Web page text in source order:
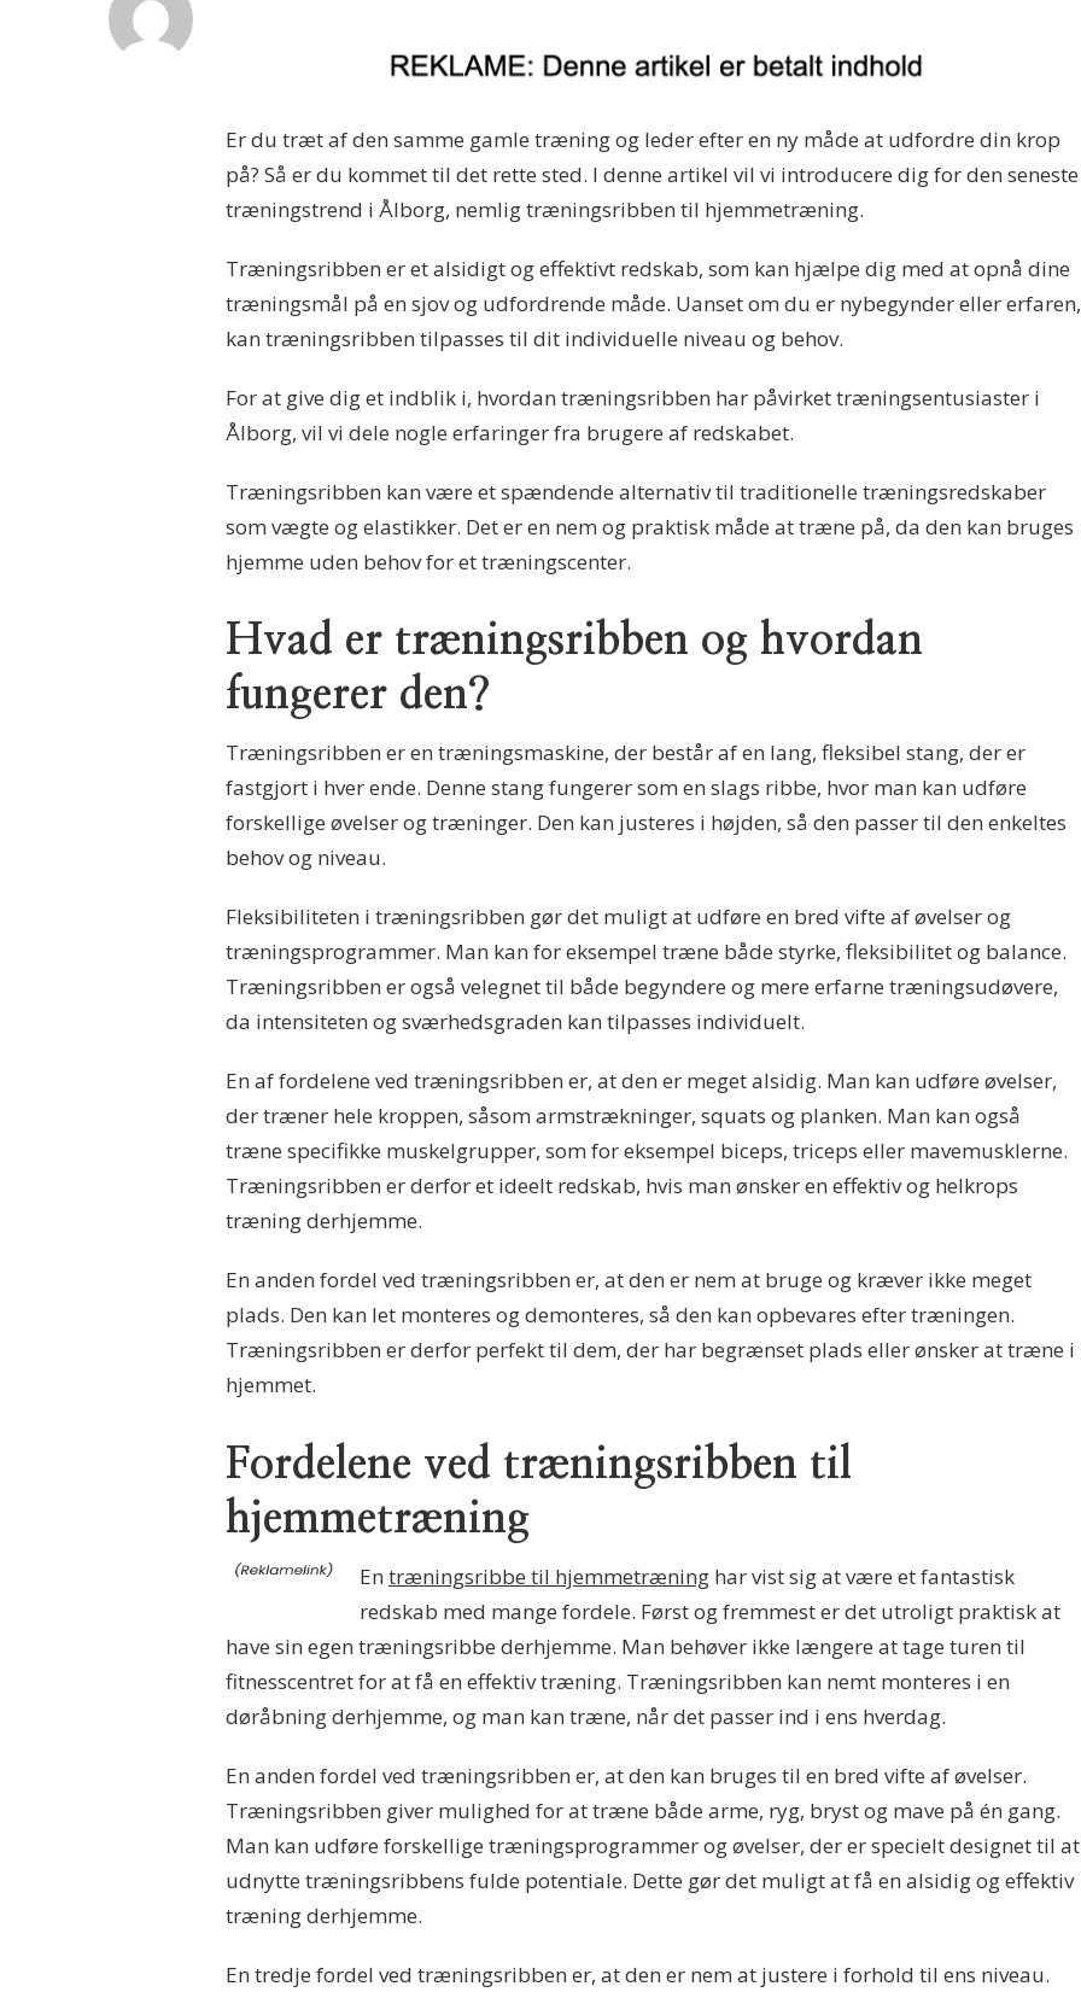
Er du træt af den samme gamle træning og leder efter en ny måde at udfordre din krop
på? Så er du kommet til det rette sted. I denne artikel vil vi introducere dig for den seneste
træningstrend i Ålborg, nemlig træningsribben til hjemmetræning.
Træningsribben er et alsidigt og effektivt redskab, som kan hjælpe dig med at opnå dine
træningsmål på en sjov og udfordrende måde. Uanset om du er nybegynder eller erfaren,
kan træningsribben tilpasses til dit individuelle niveau og behov.
For at give dig et indblik i, hvordan træningsribben har påvirket træningsentusiaster i
Ålborg, vil vi dele nogle erfaringer fra brugere af redskabet.
Træningsribben kan være et spændende alternativ til traditionelle træningsredskaber
som vægte og elastikker. Det er en nem og praktisk måde at træne på, da den kan bruges
hjemme uden behov for et træningscenter.
Hvad er træningsribben og hvordan
fungerer den?
Træningsribben er en træningsmaskine, der består af en lang, fleksibel stang, der er
fastgjort i hver ende. Denne stang fungerer som en slags ribbe, hvor man kan udføre
forskellige øvelser og træninger. Den kan justeres i højden, så den passer til den enkeltes
behov og niveau.
Fleksibiliteten i træningsribben gør det muligt at udføre en bred vifte af øvelser og
træningsprogrammer. Man kan for eksempel træne både styrke, fleksibilitet og balance.
Træningsribben er også velegnet til både begyndere og mere erfarne træningsudøvere,
da intensiteten og sværhedsgraden kan tilpasses individuelt.
En af fordelene ved træningsribben er, at den er meget alsidig. Man kan udføre øvelser,
der træner hele kroppen, såsom armstrækninger, squats og planken. Man kan også
træne specifikke muskelgrupper, som for eksempel biceps, triceps eller mavemusklerne.
Træningsribben er derfor et ideelt redskab, hvis man ønsker en effektiv og helkrops
træning derhjemme.
En anden fordel ved træningsribben er, at den er nem at bruge og kræver ikke meget
plads. Den kan let monteres og demonteres, så den kan opbevares efter træningen.
Træningsribben er derfor perfekt til dem, der har begrænset plads eller ønsker at træne i
hjemmet.
Fordelene ved træningsribben til
hjemmetræning
En træningsribbe til hjemmetræning har vist sig at være et fantastisk
redskab med mange fordele. Først og fremmest er det utroligt praktisk at
have sin egen træningsribbe derhjemme. Man behøver ikke længere at tage turen til
fitnesscentret for at få en effektiv træning. Træningsribben kan nemt monteres i en
døråbning derhjemme, og man kan træne, når det passer ind i ens hverdag.
En anden fordel ved træningsribben er, at den kan bruges til en bred vifte af øvelser.
Træningsribben giver mulighed for at træne både arme, ryg, bryst og mave på én gang.
Man kan udføre forskellige træningsprogrammer og øvelser, der er specielt designet til at
udnytte træningsribbens fulde potentiale. Dette gør det muligt at få en alsidig og effektiv
træning derhjemme.
En tredje fordel ved træningsribben er, at den er nem at justere i forhold til ens niveau.